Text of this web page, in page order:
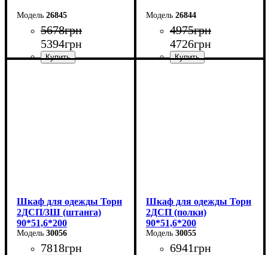
26845
5678грн
5394грн
26844
4975грн
4726грн
Шкаф для одежды Торн
2ДСП/3Ш (штанга)
90*51,6*200
30056
7818грн
Шкаф для одежды Торн
2ДСП (полки)
90*51,6*200
30055
6941грн